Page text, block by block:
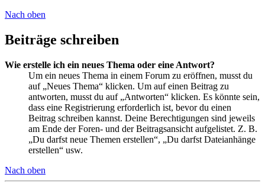
Nach oben
Beiträge schreiben
Wie erstelle ich ein neues Thema oder eine Antwort?
Um ein neues Thema in einem Forum zu eröffnen, musst du
auf „Neues Thema“ klicken. Um auf einen Beitrag zu
antworten, musst du auf „Antworten“ klicken. Es könnte sein,
dass eine Registrierung erforderlich ist, bevor du einen
Beitrag schreiben kannst. Deine Berechtigungen sind jeweils
am Ende der Foren- und der Beitragsansicht aufgelistet. Z. B.
„Du darfst neue Themen erstellen“, „Du darfst Dateianhänge
erstellen“ usw.
Nach oben